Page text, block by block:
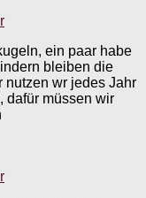
ein paar habe
bleiben die
nutzen wr jedes Jahr
dafür müssen wir